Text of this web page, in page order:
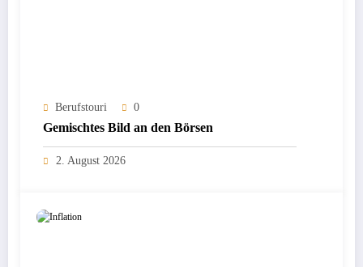
Berufstouri 0
Gemischtes Bild an den Börsen
2. August 2026